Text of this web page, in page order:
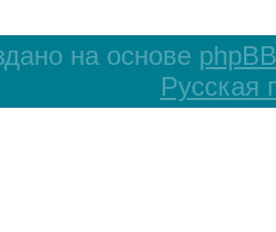
на основе phpBB
Русская